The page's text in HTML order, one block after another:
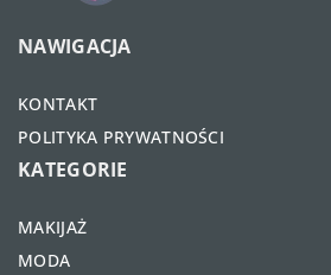
NAWIGACJA
KONTAKT
POLITYKA PRYWATNOŚCI
KATEGORIE
MAKIJAŻ
MODA